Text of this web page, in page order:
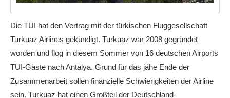
Die TUI hat den Vertrag mit der türkischen Fluggesellschaft
Turkuaz Airlines gekündigt. Turkuaz war 2008 gegründet
worden und flog in diesem Sommer von 16 deutschen Airports
TUI-Gäste nach Antalya. Grund für das jähe Ende der
Zusammenarbeit sollen finanzielle Schwierigkeiten der Airline
sein. Turkuaz hat einen Großteil der Deutschland-